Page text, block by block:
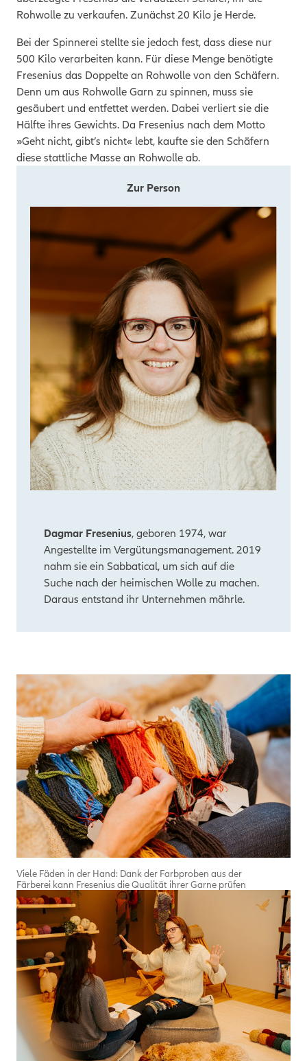
Zur Person
Dagmar Fresenius, geboren 1974, war
Angestellte im Vergütungsmanagement. 2019
nahm sie ein Sabbatical, um sich auf die
Suche nach der heimischen Wolle zu machen.
Daraus entstand ihr Unternehmen mährle.
Rohwolle zu verkaufen. Zunächst 20 Kilo je Herde.
Bei der Spinnerei stellte sie jedoch fest, dass diese nur
500 Kilo verarbeiten kann. Für diese Menge benötigte
Fresenius das Doppelte an Rohwolle von den Schäfern.
Denn um aus Rohwolle Garn zu spinnen, muss sie
gesäubert und entfettet werden. Dabei verliert sie die
Hälfte ihres Gewichts. Da Fresenius nach dem Motto
»Geht nicht, gibt’s nicht« lebt, kaufte sie den Schäfern
diese stattliche Masse an Rohwolle ab.
Viele Fäden in der Hand: Dank der Farbproben aus der
Färberei kann Fresenius die Qualität ihrer Garne prüfen